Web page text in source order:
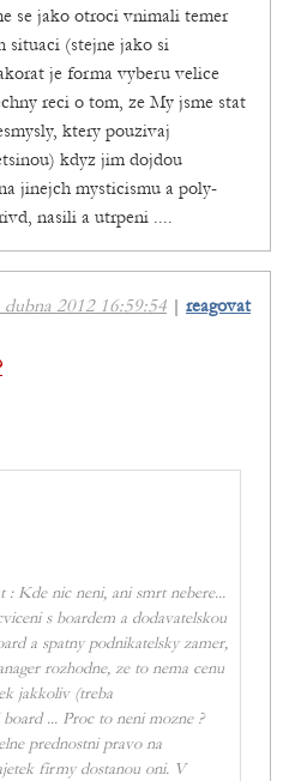
se jako otroci vnimali temer
situaci (stejne jako si
je forma vyberu velice
reci o tom, ze My jsme stat
ktery pouzivaj
kdyz jim dojdou
jinejch mysticismu a poly-
nasili a utrpeni ....
dubna 2012 16:59:54 | reagovat
Kde nic neni, ani smrt nebere...
s boardem a dodavatelskou
a spatny podnikatelsky zamer,
rozhodne, ze to nema cenu
jakkoliv (treba
... Proc to neni mozne ?
prednostni pravo na
firmy dostanou oni. V